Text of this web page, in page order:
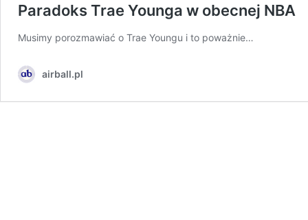
Paradoks Trae Younga w obecnej NBA
Musimy porozmawiać o Trae Youngu i to poważnie…
airball.pl